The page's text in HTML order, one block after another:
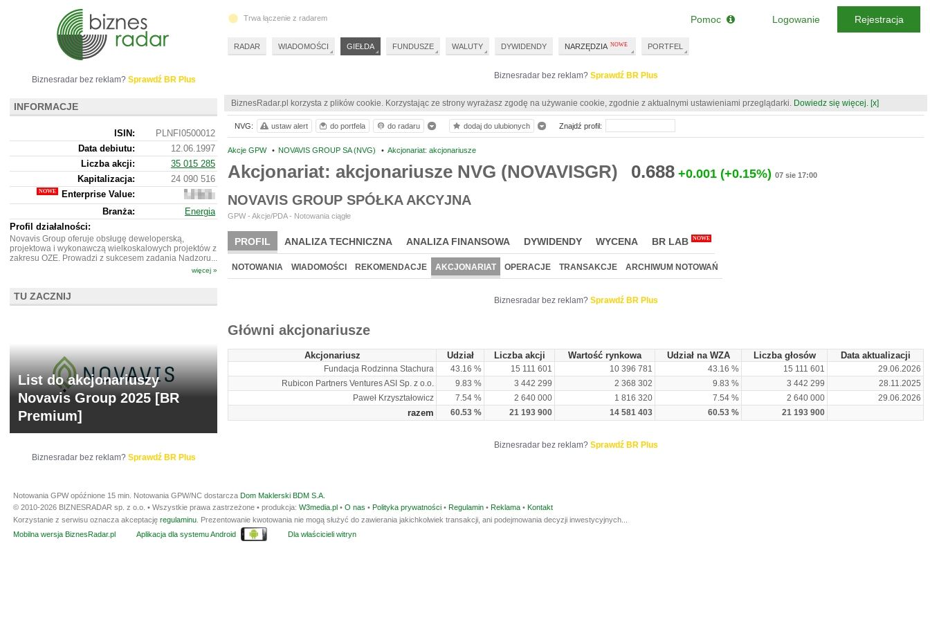
Biznesradar bez reklam? Sprawdź BR Plus
BiznesRadar.pl korzysta z plików cookie. Korzystając ze strony wyrażasz zgodę na używanie cookie, zgodnie z aktualnymi ustawieniami przeglądarki. Dowiedz się więcej. [x]
Akcje GPW • NOVAVIS GROUP SA (NVG) • Akcjonariat: akcjonariusze
Akcjonariat: akcjonariusze NVG (NOVAVISGR) 0.688 +0.001 (+0.15%) 07 sie 17:00
NOVAVIS GROUP SPÓŁKA AKCYJNA
GPW - Akcje/PDA - Notowania ciągłe
PROFIL ANALIZA TECHNICZNA ANALIZA FINANSOWA DYWIDENDY WYCENA BR LAB NOWE
NOTOWANIA WIADOMOŚCI REKOMENDACJE AKCJONARIAT OPERACJE TRANSAKCJE ARCHIWUM NOTOWAŃ
Biznesradar bez reklam? Sprawdź BR Plus
Główni akcjonariusze
Akcjonariusz Udział Liczba akcji Wartość rynkowa Udział na WZA Liczba głosów Data aktualizacji
Fundacja Rodzinna Stachura 43.16 % 15 111 601 10 396 781 43.16 % 15 111 601
29.06.2026
Rubicon Partners Ventures ASI Sp. z o.o.
9.83 % 3 442 299 2 368 302 9.83 % 3 442 299
28.11.2025
Paweł Krzyształowicz
7.54 % 2 640 000 1 816 320 7.54 % 2 640 000 29.06.2026
razem 60.53 % 21 193 900 14 581 403 60.53 % 21 193 900
Biznesradar bez reklam? Sprawdź BR Plus
NVG: ustaw alert do portfela do radaru dodaj do ulubionych Znajdź profil:
Biznesradar bez reklam? Sprawdź BR Plus
INFORMACJE
ISIN:
PLNFI0500012
Data debiutu:
12.06.1997
Liczba akcji:
35 015 285
Kapitalizacja:
24 090 516
Enterprise Value:
27
048
516
Branża:
Energia
Profil działalności:
Novavis Group oferuje obsługę deweloperską,
projektowa i wykonawczą wielkoskalowych projektów z
zakresu OZE. Prowadzi z sukcesem zadania Nadzoru...
więcej »
TU ZACZNIJ
List do akcjonariuszy
Novavis Group 2025 [BR
Premium]
Biznesradar bez reklam? Sprawdź BR Plus
Trwa łączenie z radarem
RADAR WIADOMOŚCI GIEŁDA FUNDUSZE WALUTY DYWIDENDY NARZĘDZIA PORTFEL
Pomoc Logowanie Rejestracja
Notowania GPW opóźnione 15 min. Notowania GPW/NC dostarcza Dom Maklerski BDM S.A.
© 2010-2026 BIZNESRADAR sp. z o.o. • Wszystkie prawa zastrzeżone • produkcja: W3media.pl • O nas • Polityka prywatności • Regulamin • Reklama • Kontakt
Korzystanie z serwisu oznacza akceptację regulaminu . Prezentowanie kwotowania nie mogą służyć do zawierania jakichkolwiek transakcji, ani podejmowania decyzji inwestycyjnych...
Mobilna wersja BiznesRadar.pl
Aplikacja dla systemu Android Dla właścicieli witryn